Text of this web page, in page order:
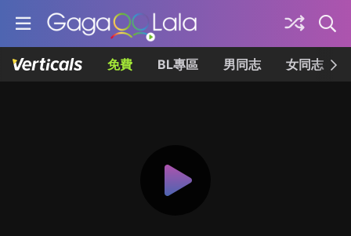
免費 BL專區 男同志 女同志